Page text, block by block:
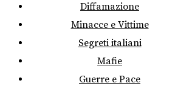
Diffamazione
Minacce e Vittime
Segreti italiani
Mafie
Guerre e Pace